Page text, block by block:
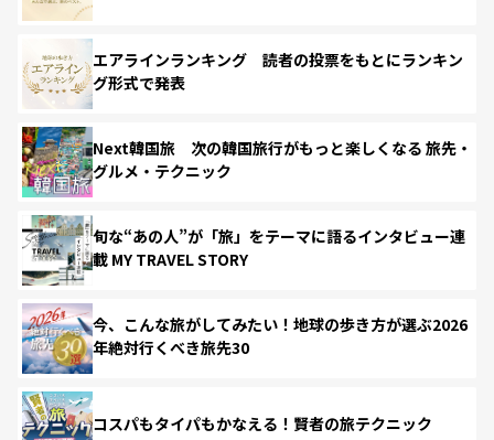
エアラインランキング 読者の投票をもとにランキン
グ形式で発表
Next韓国旅 次の韓国旅行がもっと楽しくなる 旅先・
グルメ・テクニック
旬な“あの人”が「旅」をテーマに語るインタビュー連
載 MY TRAVEL STORY
今、こんな旅がしてみたい！地球の歩き方が選ぶ2026
年絶対行くべき旅先30
コスパもタイパもかなえる！賢者の旅テクニック